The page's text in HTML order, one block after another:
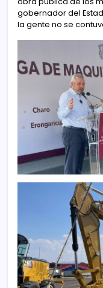
gobernador del
la gente no se